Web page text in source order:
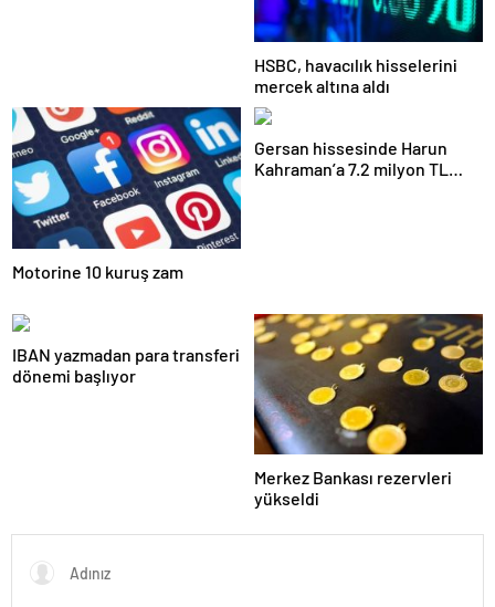
HSBC, havacılık hisselerini
mercek altına aldı
Motorine 10 kuruş zam
Gersan hissesinde Harun
Kahraman’a 7.2 milyon TL
IBAN yazmadan para transferi
dönemi başlıyor
Merkez Bankası rezervleri
yükseldi